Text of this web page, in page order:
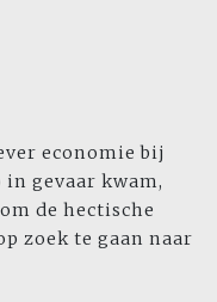
economie bij
in gevaar kwam,
de hectische
zoek te gaan naar